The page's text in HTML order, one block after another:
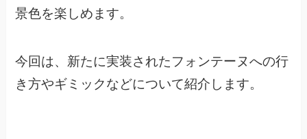
景色を楽しめます。
今回は、新たに実装されたフォンテーヌへの行
き方やギミックなどについて紹介します。